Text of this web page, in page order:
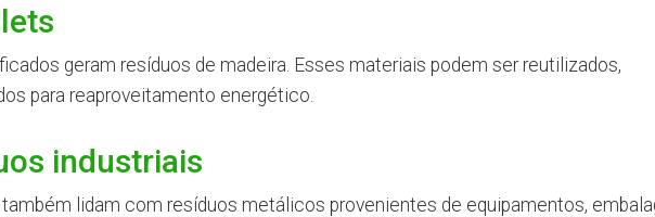
geram resíduos de madeira. Esses materiais podem ser reutilizados,
para reaproveitamento energético.
industriais
lidam com resíduos metálicos provenientes de equipamentos,